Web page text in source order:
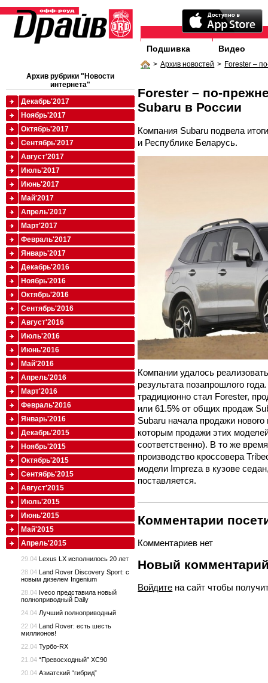
Подшивка Видео
> Архив новостей > Forester –
Forester – по-
Subaru в России
Компания Subaru подвела
и Республике Беларусь.
Компании удалось
результата позапрошлого
традиционно стал Forester,
или 61.5% от общих продаж
Subaru начала продажи
которым продажи этих
соответственно). В то же
производство кроссовера
модели Impreza в кузове
поставляется.
Комментарии
Комментариев нет
Новый
Войдите на сайт чтобы
Архив рубрики "Новости
интернета"
Декабрь'2017
Ноябрь'2017
Октябрь'2017
Сентябрь'2017
Август'2017
Июль'2017
Июнь'2017
Май'2017
Апрель'2017
Март'2017
Февраль'2017
Январь'2017
Декабрь'2016
Ноябрь'2016
Октябрь'2016
Сентябрь'2016
Август'2016
Июль'2016
Июнь'2016
Май'2016
Апрель'2016
Март'2016
Февраль'2016
Январь'2016
Декабрь'2015
Ноябрь'2015
Октябрь'2015
Сентябрь'2015
Август'2015
Июль'2015
Июнь'2015
Май'2015
Апрель'2015
29.04 Lexus LX исполнилось 20 лет
28.04 Land Rover Discovery Sport: с
новым дизелем Ingenium
28.04 Iveco представила новый
полноприводный Daily
24.04 Лучший полноприводный
22.04 Land Rover: есть шесть
миллионов!
22.04 Турбо-RX
21.04 “Превосходный” XC90
20.04 Азиатский “гибрид”